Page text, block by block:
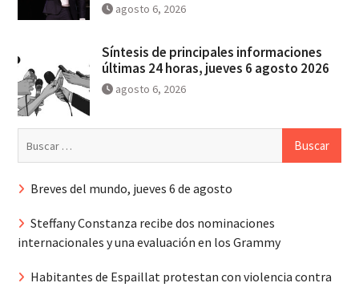
agosto 6, 2026
Síntesis de principales informaciones
últimas 24 horas, jueves 6 agosto 2026
agosto 6, 2026
Breves del mundo, jueves 6 de agosto
Steffany Constanza recibe dos nominaciones
internacionales y una evaluación en los Grammy
Habitantes de Espaillat protestan con violencia contra